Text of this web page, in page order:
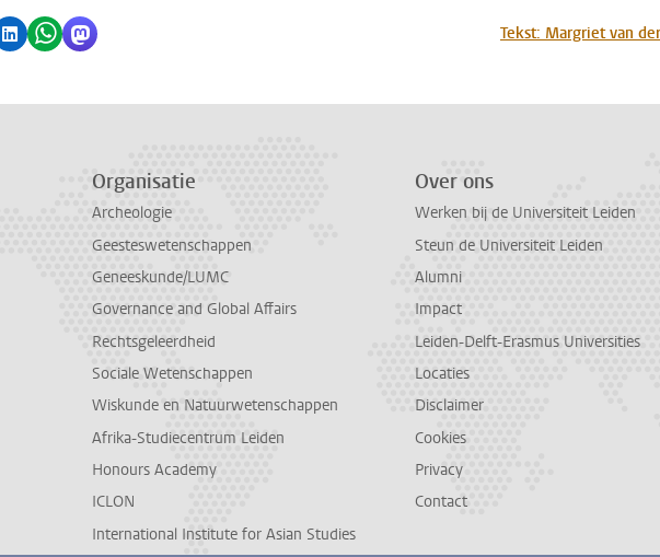
Facebook
via Bluesky
Delen op LinkedIn
Delen via WhatsApp
Delen via Mastodon Tekst: Margriet van
Organisatie
Archeologie
Geesteswetenschappen
Geneeskunde/LUMC
Governance and Global Affairs
Rechtsgeleerdheid
Sociale Wetenschappen
Wiskunde en Natuurwetenschappen
Afrika-Studiecentrum Leiden
Honours Academy
ICLON
International Institute for Asian Studies
Over ons
Werken bij de Universiteit Leiden
Steun de Universiteit Leiden
Alumni
Impact
Leiden-Delft-Erasmus Universities
Locaties
Disclaimer
Cookies
Privacy
Contact